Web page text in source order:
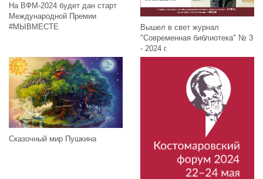
На ВФМ-2024 будет дан старт
Международной Премии
#МЫВМЕСТЕ
Вышел в свет журнал
"Современная библиотека" № 3
- 2024 г.
Сказочный мир Пушкина